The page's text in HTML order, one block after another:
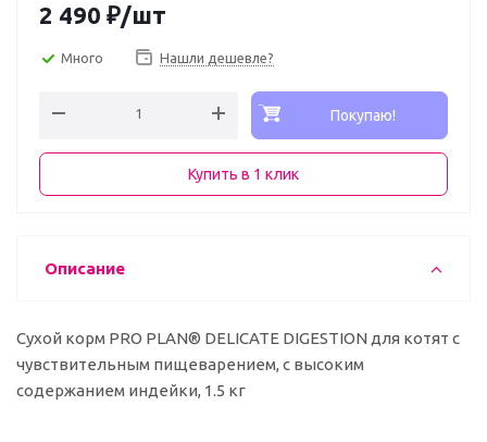
2 490 ₽/шт
Много Нашли дешевле?
Покупаю!
Купить в 1 клик
Описание
Сухой корм PRO PLAN® DELICATE DIGESTION для котят с
чувствительным пищеварением, с высоким
содержанием индейки, 1.5 кг